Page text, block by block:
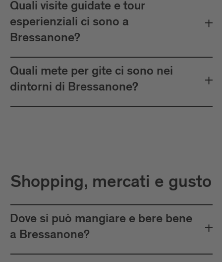
Quali visite guidate e tour
esperienziali ci sono a
Bressanone?
Quali mete per gite ci sono nei
dintorni di Bressanone?
Shopping, mercati e gusto
Dove si può mangiare e bere bene
a Bressanone?